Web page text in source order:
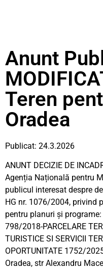
Anunt
Teren
Oradea
Publicat: 24.3.2026
ANUNT DECIZIE DE
Agenția Națională pentru
publicul interesat despre
HG nr. 1076/2004, privind
pentru planuri şi programe:
798/2018-PARCELARE
TURISTICE SI SERVICII
OPORTUNITATE 1752/
Oradea, str Alexandru